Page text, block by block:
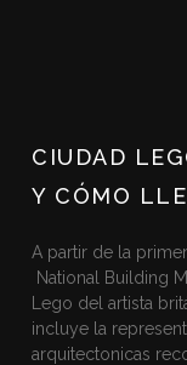
CIUDAD
Y CÓMO
A partir de la
National Building
Lego del artista
incluye la
arquitectonicas